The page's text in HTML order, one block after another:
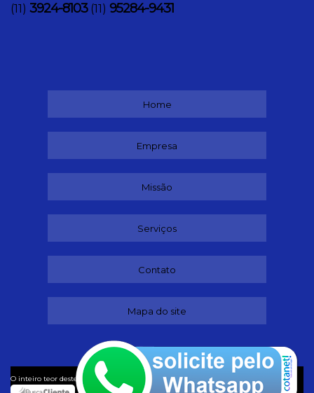
(11) 3924-8103 (11) 95284-9431
Home
Empresa
Missão
Serviços
Contato
Mapa do site
O inteiro teor deste site está sujeito à proteção de direitos autorais. Copyright
Buffet (Lei 9610 de 19/02/1998)